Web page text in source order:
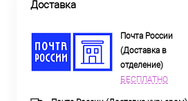
Доставка
Почта России
(Доставка в
отделение)
БЕСПЛАТНО